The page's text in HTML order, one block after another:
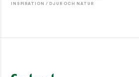
INSPIRATION / DJUR OCH NATUR